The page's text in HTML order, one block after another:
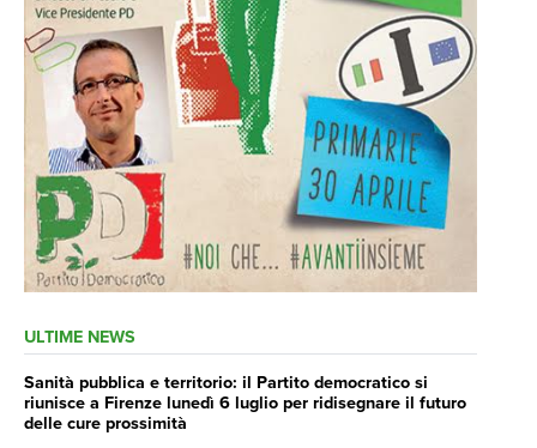
ULTIME NEWS
Sanità pubblica e territorio: il Partito democratico si
riunisce a Firenze lunedì 6 luglio per ridisegnare il futuro
delle cure prossimità